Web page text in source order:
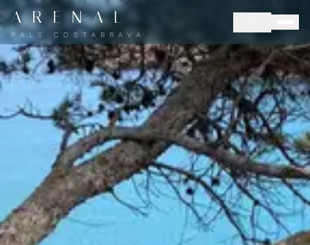
A R E N A L
P A L S · C O S T A B R A V A